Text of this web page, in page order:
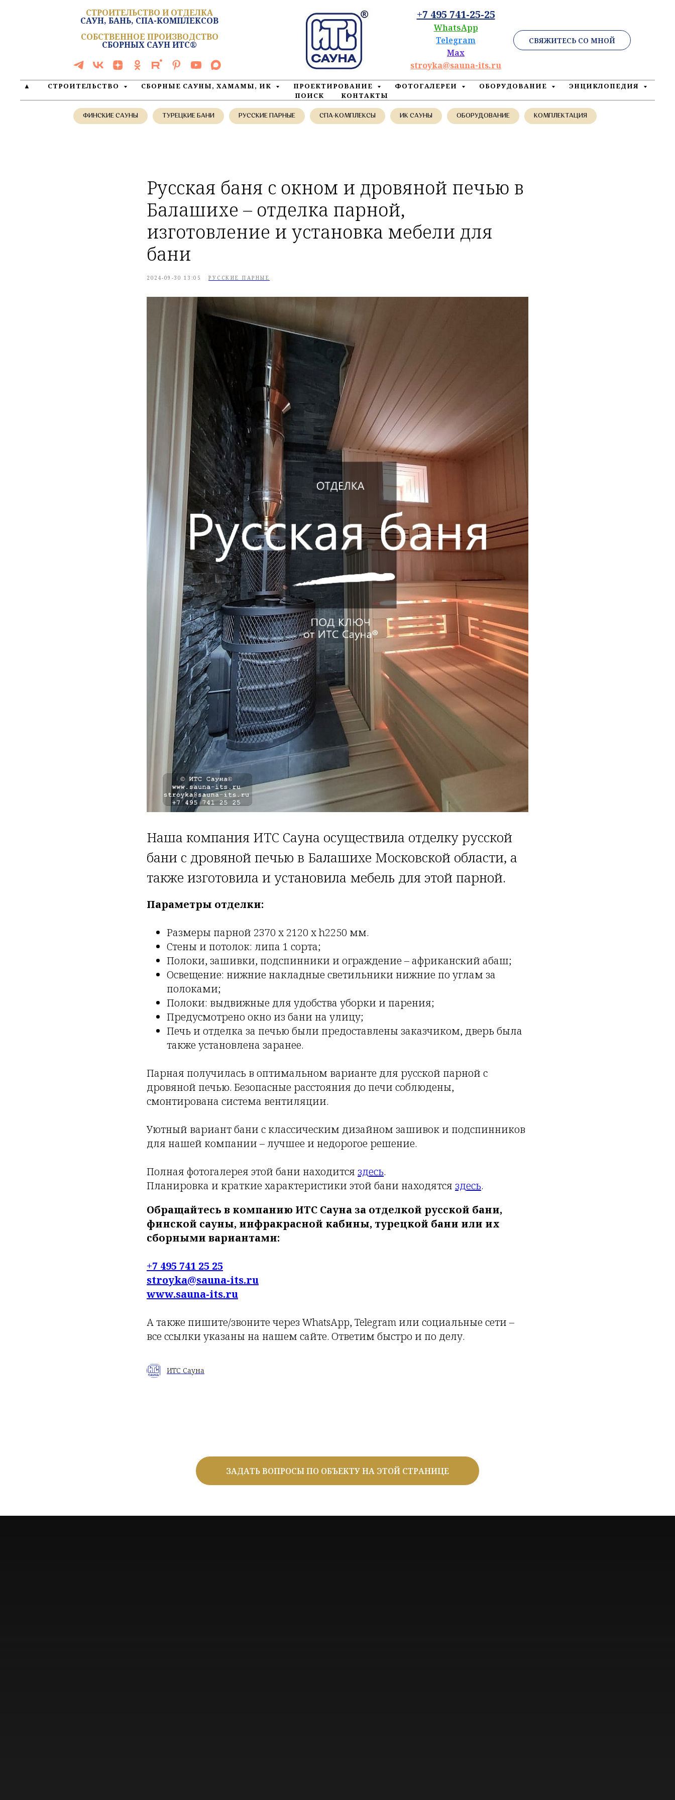
СТРОИТЕЛЬСТВО И ОТДЕЛКА
САУН, БАНЬ, СПА-КОМПЛЕКСОВ
СОБСТВЕННОЕ ПРОИЗВОДСТВО
СБОРНЫХ САУН ИТС®
+7 495 741-25-25
WhatsApp
Telegram
Max
stroyka@sauna-its.ru
СВЯЖИТЕСЬ СО МНОЙ
▲ СТРОИТЕЛЬСТВО СБОРНЫЕ САУНЫ, ХАМАМЫ, ИК ПРОЕКТИРОВАНИЕ ФОТОГАЛЕРЕИ ОБОРУДОВАНИЕ
ЭНЦИКЛОПЕДИЯ
ПОИСК
КОНТАКТЫ
ФИНСКИЕ САУНЫ ТУРЕЦКИЕ БАНИ РУССКИЕ ПАРНЫЕ СПА-КОМПЛЕКСЫ ИК САУНЫ ОБОРУДОВАНИЕ КОМПЛЕКТАЦИЯ
Русская баня с окном и дровяной печью в
Балашихе – отделка парной,
изготовление и установка мебели для
бани
2024-09-30 13:05 РУССКИЕ ПАРНЫЕ
Наша компания ИТС Сауна осуществила отделку русской
бани с дровяной печью в Балашихе Московской области, а
также изготовила и установила мебель для этой парной.
Параметры отделки:
Размеры парной 2370 х 2120 х h2250 мм.
Стены и потолок: липа 1 сорта;
Полоки, зашивки, подспинники и ограждение – африканский абаш;
Освещение: нижние накладные светильники нижние по углам за
полоками;
Полоки: выдвижные для удобства уборки и парения;
Предусмотрено окно из бани на улицу;
Печь и отделка за печью были предоставлены заказчиком, дверь была
также установлена заранее.
Парная получилась в оптимальном варианте для русской парной с
дровяной печью. Безопасные расстояния до печи соблюдены,
смонтирована система вентиляции.
Уютный вариант бани с классическим дизайном зашивок и подспинников
для нашей компании – лучшее и недорогое решение.
Полная фотогалерея этой бани находится здесь.
Планировка и краткие характеристики этой бани находятся здесь.
Обращайтесь в компанию ИТС Сауна за отделкой русской бани,
финской сауны, инфракрасной кабины, турецкой бани или их
сборными вариантами:
+7 495 741 25 25
stroyka@sauna-its.ru
www.sauna-its.ru
А также пишите/звоните через WhatsApp, Telegram или социальные сети –
все ссылки указаны на нашем сайте. Ответим быстро и по делу.
ИТС Сауна
ЗАДАТЬ ВОПРОСЫ ПО ОБЪЕКТУ НА ЭТОЙ СТРАНИЦЕ